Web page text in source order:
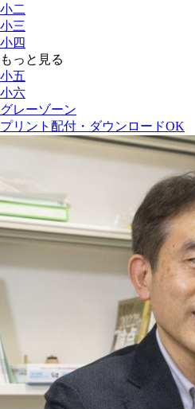
小二
小三
小四
もっと見る
小五
小六
グレーゾーン
プリント配付・ダウンロードOK